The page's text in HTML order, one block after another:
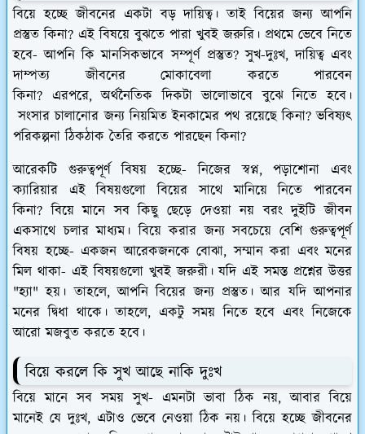
বিয়ে হচ্ছে জীবনের একটা বড় দায়িত্ব। তাই বিয়ের জন্য আপনি
প্রস্তুত কিনা? এই বিষয়ে বুঝতে পারা খুবই জরুরি। প্রথমে ভেবে নিতে
হবে- আপনি কি মানসিকভাবে সম্পূর্ণ প্রস্তুত? সুখ-দুঃখ, দায়িত্ব এবং
দাম্পত্য জীবনের মোকাবেলা করতে পারবেন
কিনা? এরপরে, অর্থনৈতিক দিকটা ভালোভাবে বুঝে নিতে হবে।
সংসার চালানোর জন্য নিয়মিত ইনকামের পথ রয়েছে কিনা? ভবিষ্যৎ
পরিকল্পনা ঠিকঠাক তৈরি করতে পারছেন কিনা?
আরেকটি গুরুত্বপূর্ণ বিষয় হচ্ছে- নিজের স্বপ্ন, পড়াশোনা এবং
ক্যারিয়ার এই বিষয়গুলো বিয়ের সাথে মানিয়ে নিতে পারবেন
কিনা? বিয়ে মানে সব কিছু ছেড়ে দেওয়া নয় বরং দুইটি জীবন
একসাথে চলার মাধ্যম। বিয়ে করার জন্য সবচেয়ে বেশি গুরুত্বপূর্ণ
বিষয় হচ্ছে- একজন আরেকজনকে বোঝা, সম্মান করা এবং মনের
মিল থাকা- এই বিষয়গুলো খুবই জরুরী। যদি এই সমস্ত প্রশ্নের উত্তর
"হ্যা" হয়। তাহলে, আপনি বিয়ের জন্য প্রস্তুত। আর যদি আপনার
মনের দ্বিধা থাকে। তাহলে, একটু সময় নিতে হবে এবং নিজেকে
আরো মজবুত করতে হবে।
বিয়ে করলে কি সুখ আছে নাকি দুঃখ
বিয়ে মানে সব সময় সুখ- এমনটা ভাবা ঠিক নয়, আবার বিয়ে
মানেই যে দুঃখ, এটাও ভেবে নেওয়া ঠিক নয়। বিয়ে হচ্ছে জীবনের